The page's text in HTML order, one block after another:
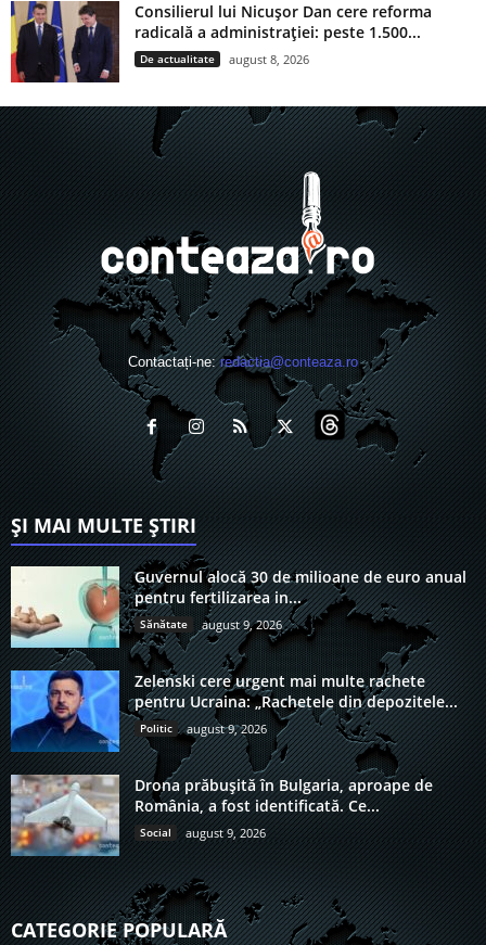
Consilierul lui Nicușor Dan cere reforma
radicală a administrației: peste 1.500...
De actualitate august 8, 2026
Contactați-ne:redactia@conteaza.ro
ȘI MAI MULTE ȘTIRI
Guvernul alocă 30 de milioane de euro anual
pentru fertilizarea in...
Sănătate august 9, 2026
Zelenski cere urgent mai multe rachete
pentru Ucraina: „Rachetele din depozitele...
Politic august 9, 2026
Drona prăbușită în Bulgaria, aproape de
România, a fost identificată. Ce...
Social august 9, 2026
CATEGORIE POPULARĂ